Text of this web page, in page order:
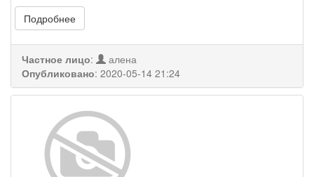
Подробнее
Частное лицо:
алена
Опубликовано: 2020-05-14 21:24